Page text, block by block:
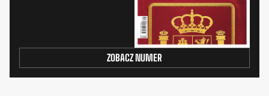
ZOBACZ NUMER